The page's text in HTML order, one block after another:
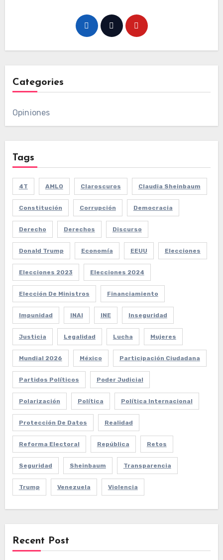
Categories
Opiniones
Tags
4T AMLO Claroscuros Claudia Sheinbaum
Constitución Corrupción Democracia
Derecho Derechos Discurso
Donald Trump Economía EEUU Elecciones
Elecciones 2023 Elecciones 2024
Elección De Ministros Financiamiento
Impunidad INAI INE Inseguridad
Justicia Legalidad Lucha Mujeres
Mundial 2026 México Participación Ciudadana
Partidos Políticos Poder Judicial
Polarización Política Política Internacional
Protección De Datos Realidad
Reforma Electoral República Retos
Seguridad Sheinbaum Transparencia
Trump Venezuela Violencia
Recent Post